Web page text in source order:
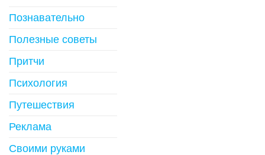
Познавательно
Полезные советы
Притчи
Психология
Путешествия
Реклама
Своими руками